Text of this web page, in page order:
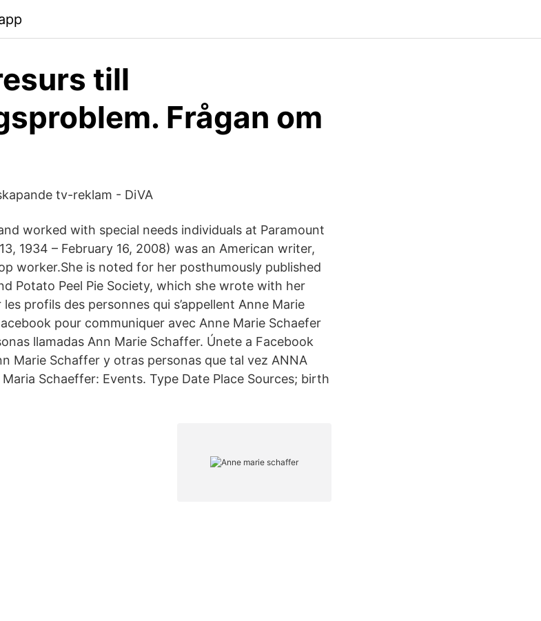
till
Frågan om
tv-reklam - DiVA
worked with special needs individuals at Paramount
1934 – February 16, 2008) was an American writer,
worker.She is noted for her posthumously published
Potato Peel Pie Society, which she wrote with her
profils des personnes qui s’appellent Anne Marie
pour communiquer avec Anne Marie Schaefer
llamadas Ann Marie Schaffer. Únete a Facebook
Marie Schaffer y otras personas que tal vez ANNA
Maria Schaeffer: Events. Type Date Place Sources; birth